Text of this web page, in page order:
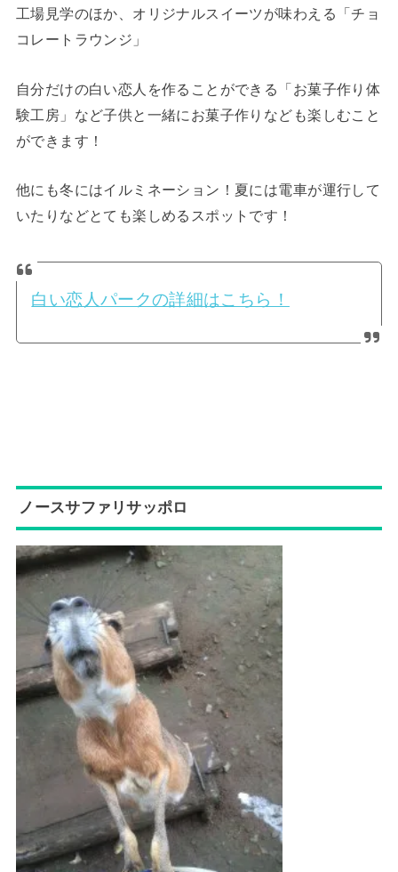
工場見学のほか、オリジナルスイーツが味わえる「チョ
コレートラウンジ」
自分だけの白い恋人を作ることができる「お菓子作り体
験工房」など子供と一緒にお菓子作りなども楽しむこと
ができます！
他にも冬にはイルミネーション！夏には電車が運行して
いたりなどとても楽しめるスポットです！
白い恋人パークの詳細はこちら！
ノースサファリサッポロ